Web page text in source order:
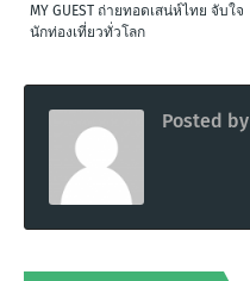
MY GUEST ถ่ายทอดเสน่ห์ไทย จับใจ
นักท่องเที่ยวทั่วโลก
Posted by